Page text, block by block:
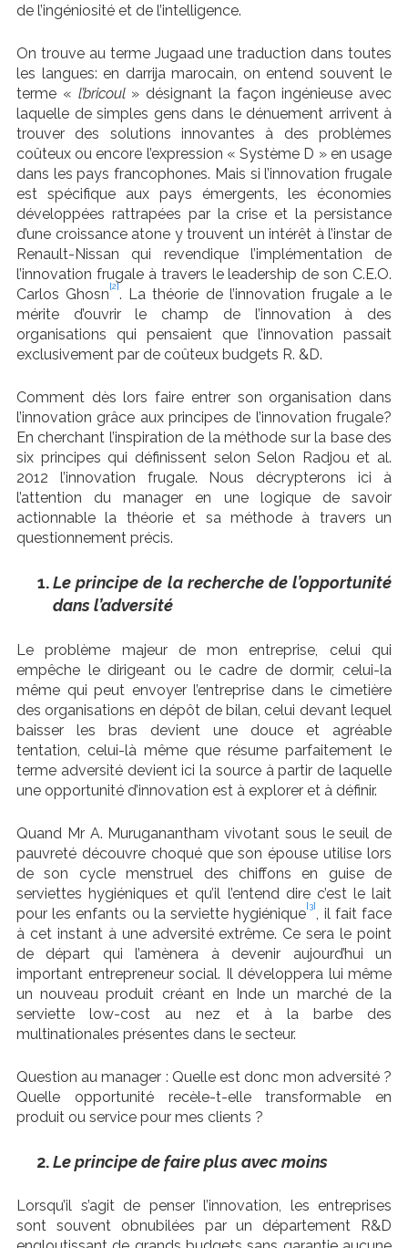
de l’ingéniosité et de l’intelligence.
On trouve au terme Jugaad une traduction dans toutes
les langues: en darrija marocain, on entend souvent le
terme « l’bricoul» désignant la façon ingénieuse avec
laquelle de simples gens dans le dénuement arrivent à
trouver des solutions innovantes à des problèmes
coûteux ou encore l’expression « Système D » en usage
dans les pays francophones. Mais si l’innovation frugale
est spécifique aux pays émergents, les économies
développées rattrapées par la crise et la persistance
d’une croissance atone y trouvent un intérêt à l’instar de
Renault-Nissan qui revendique l’implémentation de
l’innovation frugale à travers le leadership de son C.E.O.
Carlos Ghosn [2] . La théorie de l’innovation frugale a le
mérite d’ouvrir le champ de l’innovation à des
organisations qui pensaient que l’innovation passait
exclusivement par de coûteux budgets R. &D.
Comment dès lors faire entrer son organisation dans
l’innovation grâce aux principes de l’innovation frugale?
En cherchant l’inspiration de la méthode sur la base des
six principes qui définissent selon Selon Radjou et al.
2012 l’innovation frugale. Nous décrypterons ici à
l’attention du manager en une logique de savoir
actionnable la théorie et sa méthode à travers un
questionnement précis.
Le principe de la recherche de l’opportunité
dans l’adversité
Le problème majeur de mon entreprise, celui qui
empêche le dirigeant ou le cadre de dormir, celui-la
même qui peut envoyer l’entreprise dans le cimetière
des organisations en dépôt de bilan, celui devant lequel
baisser les bras devient une douce et agréable
tentation, celui-là même que résume parfaitement le
terme adversité devient ici la source à partir de laquelle
une opportunité d’innovation est à explorer et à définir.
Quand Mr A. Muruganantham vivotant sous le seuil de
pauvreté découvre choqué que son épouse utilise lors
de son cycle menstruel des chiffons en guise de
serviettes hygiéniques et qu’il l’entend dire c’est le lait
pour les enfants ou la serviette hygiénique [3]
, il fait face
à cet instant à une adversité extrême. Ce sera le point
de départ qui l’amènera à devenir aujourd’hui un
important entrepreneur social. Il développera lui même
un nouveau produit créant en Inde un marché de la
serviette low-cost au nez et à la barbe des
multinationales présentes dans le secteur.
Question au manager : Quelle est donc mon adversité ?
Quelle opportunité recèle-t-elle transformable en
produit ou service pour mes clients ?
Le principe de faire plus avec moins
Lorsqu’il s’agit de penser l’innovation, les entreprises
sont souvent obnubilées par un département R&D